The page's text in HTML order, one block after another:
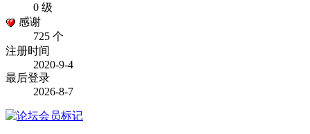
0 级
感谢
725 个
注册时间
2020-9-4
最后登录
2026-8-7